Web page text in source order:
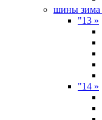
шины зима
"13 »
"14 »